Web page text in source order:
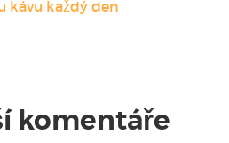
kávu každý den
komentáře